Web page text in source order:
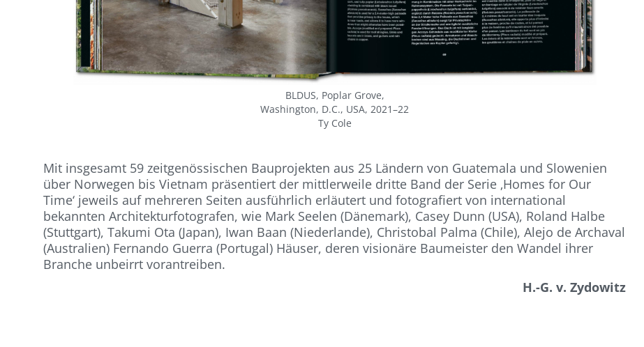
BLDUS, Poplar Grove,
Washington, D.C., USA, 2021–22
Ty Cole
Mit insgesamt 59 zeitgenössischen Bauprojekten aus 25 Ländern von Guatemala und Slowenien
über Norwegen bis Vietnam präsentiert der mittlerweile dritte Band der Serie ‚Homes for Our
Time‘ jeweils auf mehreren Seiten ausführlich erläutert und fotografiert von international
bekannten Architekturfotografen, wie Mark Seelen (Dänemark), Casey Dunn (USA), Roland Halbe
(Stuttgart), Takumi Ota (Japan), Iwan Baan (Niederlande), Christobal Palma (Chile), Alejo de Archaval
(Australien) Fernando Guerra (Portugal) Häuser, deren visionäre Baumeister den Wandel ihrer
Branche unbeirrt vorantreiben.
H.-G. v. Zydowitz